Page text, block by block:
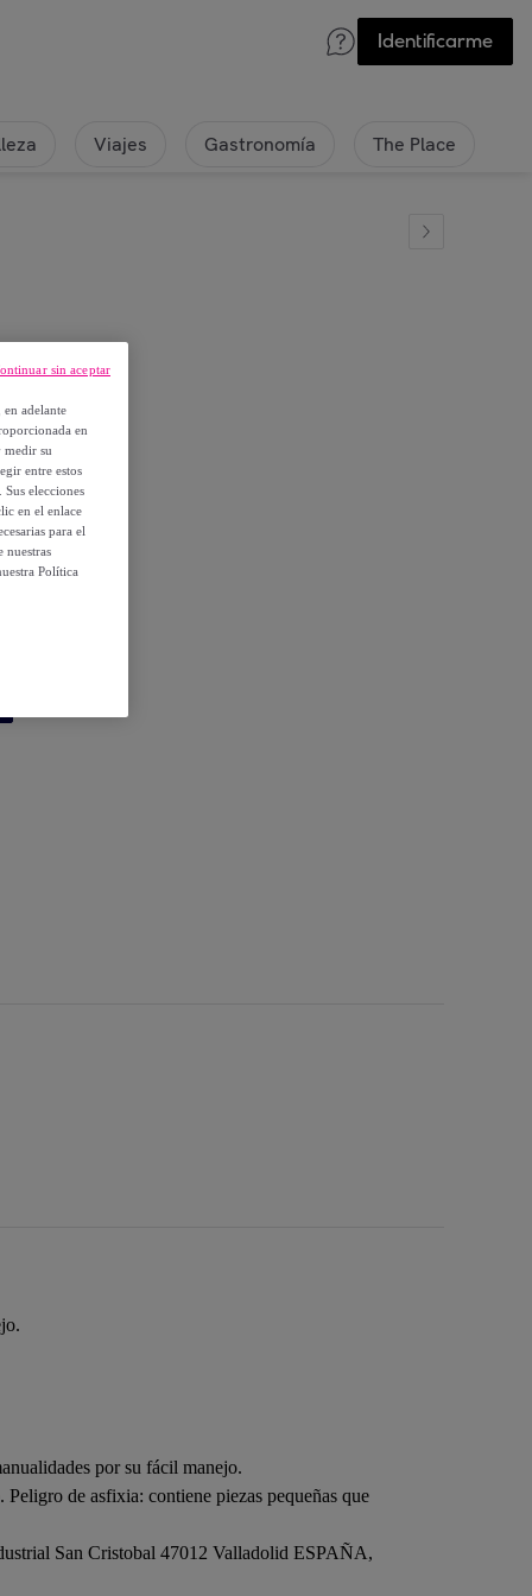
Identificarme
Viajes Gastronomía The Place
por su fácil manejo.
de asfixia: contiene piezas pequeñas que
San Cristobal 47012 Valladolid ESPAÑA,
adelante
en
medir su
entre estos
elecciones
en el enlace
para el
nuestras
Política
sin aceptar